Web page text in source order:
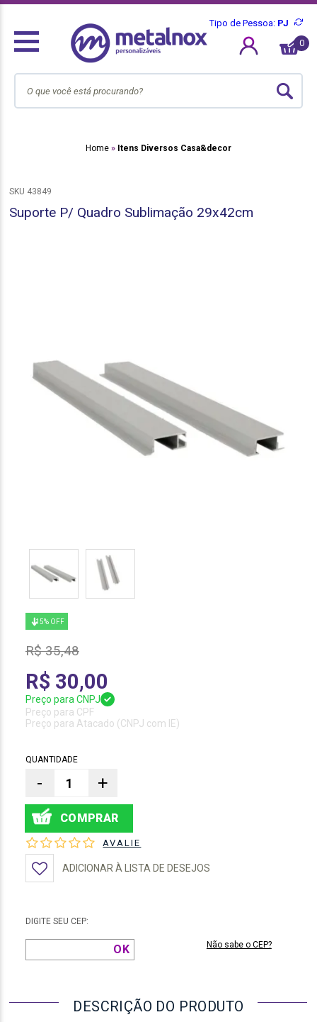
Tipo de Pessoa: PJ
0
Home Itens Diversos Casa&decor
SKU 43849
Suporte P/ Quadro Sublimação 29x42cm
15% OFF
R$ 35,48
R$ 30,00
Preço para CNPJ
Preço para CPF
Preço para Atacado (CNPJ com IE)
QUANTIDADE
- +
AVALIE
ADICIONAR À LISTA DE DESEJOS
DIGITE SEU CEP:
Não sabe o CEP?
DESCRIÇÃO DO PRODUTO